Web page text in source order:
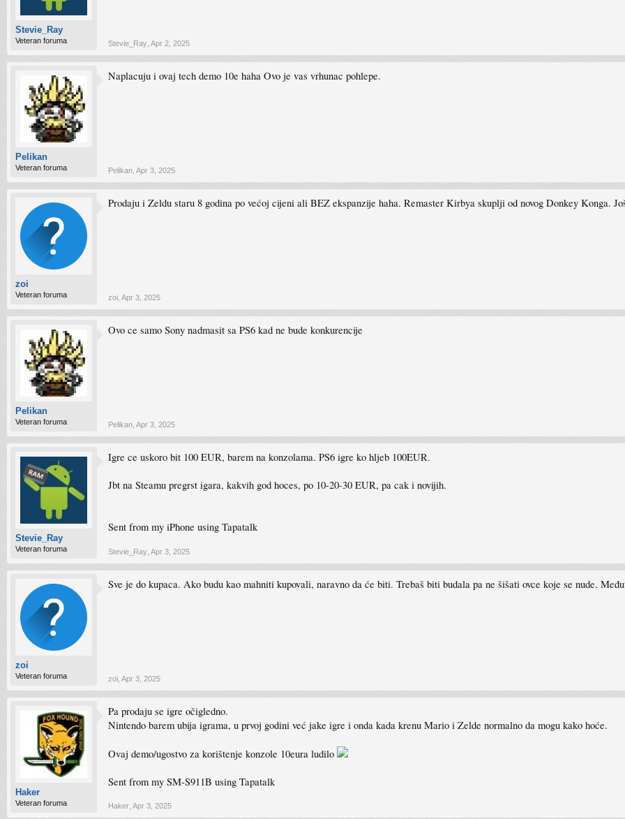
Stevie_Ray
Veteran foruma Stevie_Ray Apr 2, 2025
Pelikan
Veteran foruma
Naplacuju i ovaj tech demo 10e haha Ovo je vas vrhunac pohlepe.
Pelikan Apr 3, 2025
zoi
Veteran foruma
Prodaju i Zeldu staru 8 godina po većoj cijeni ali BEZ ekspanzije haha. Remaster Kirbya skuplji od novog Donkey Konga.
zoi Apr 3, 2025
Pelikan
Veteran foruma
Ovo ce samo Sony nadmasit sa PS6 kad ne bude konkurencije
Pelikan Apr 3, 2025
Stevie_Ray
Veteran foruma
Igre ce uskoro bit 100 EUR, barem na konzolama. PS6 igre ko hljeb 100EUR.
Jbt na Steamu pregrst igara, kakvih god hoces, po 10-20-30 EUR, pa cak i novijih.
Sent from my iPhone using Tapatalk
Stevie_Ray Apr 3, 2025
zoi
Veteran foruma
Sve je do kupaca. Ako budu kao mahniti kupovali, naravno da će biti. Trebaš biti budala pa ne šišati ovce koje se nude.
zoi Apr 3, 2025
Haker
Veteran foruma
Pa prodaju se igre očigledno.
Nintendo barem ubija igrama, u prvoj godini već jake igre i onda kada krenu Mario i Zelde normalno da mogu kako hoće.
Ovaj demo/ugostvo za korištenje konzole 10eura ludilo
Sent from my SM-S911B using Tapatalk
Haker Apr 3, 2025